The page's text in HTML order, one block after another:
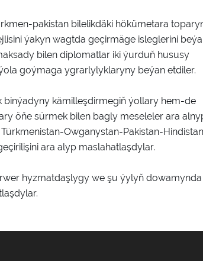
pakistan bilelikdäki hökümetara
ýakyn wagtda geçirmäge isleglerini
bilen diplomatlar iki ýurduň hususy
goýmaga ygrarlylyklaryny beýan etdiler.
kämilleşdirmegiň ýollary hem-de
öňe sürmek bilen bagly meseleler ara
Owganystan-Pakistan-Hindistan
ara alyp maslahatlaşdylar.
hyzmatdaşlygy we şu ýylyň dowamynda